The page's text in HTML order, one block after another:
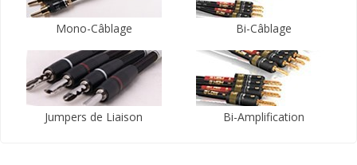
Mono-Câblage Bi-Câblage
Jumpers de Liaison Bi-Amplification